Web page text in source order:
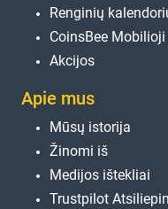
Renginių
CoinsBee
Akcijos
Apie mus
Mūsų istorija
Žinomi iš
Medijos ištekliai
Trustpilot